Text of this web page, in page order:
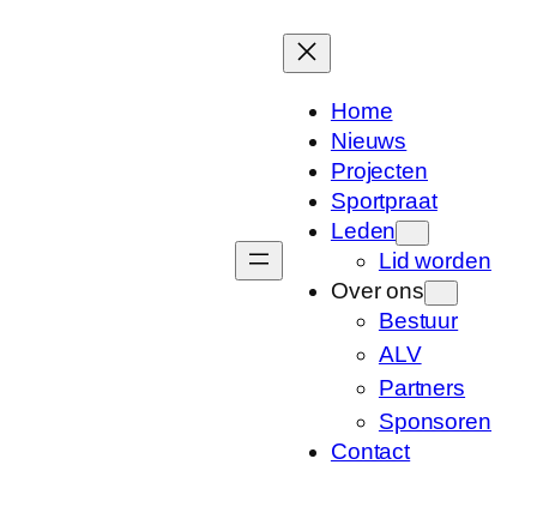
Home
Nieuws
Projecten
Sportpraat
Leden
Lid worden
Over ons
Bestuur
ALV
Partners
Sponsoren
Contact